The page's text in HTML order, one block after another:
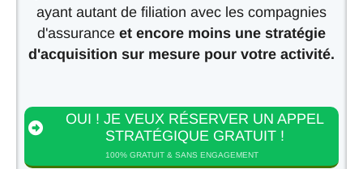
ayant autant de filiation avec les compagnies
d'assurance et encore moins une stratégie
d'acquisition sur mesure pour votre activité.
OUI ! JE VEUX RÉSERVER UN APPEL
STRATÉGIQUE GRATUIT !
100% GRATUIT & SANS ENGAGEMENT